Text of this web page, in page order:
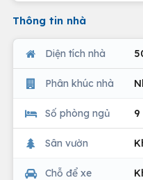
Thông tin nhà
Diện tích nhà
Phân khúc nhà
Số phòng ngủ 9
Sân vườn
Chỗ để xe